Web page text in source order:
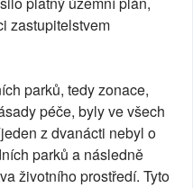
zastupitelstvem
parků, tedy zonace,
péče, byly ve všech
z dvanácti nebyl o
parků a následně
životního prostředí. Tyto